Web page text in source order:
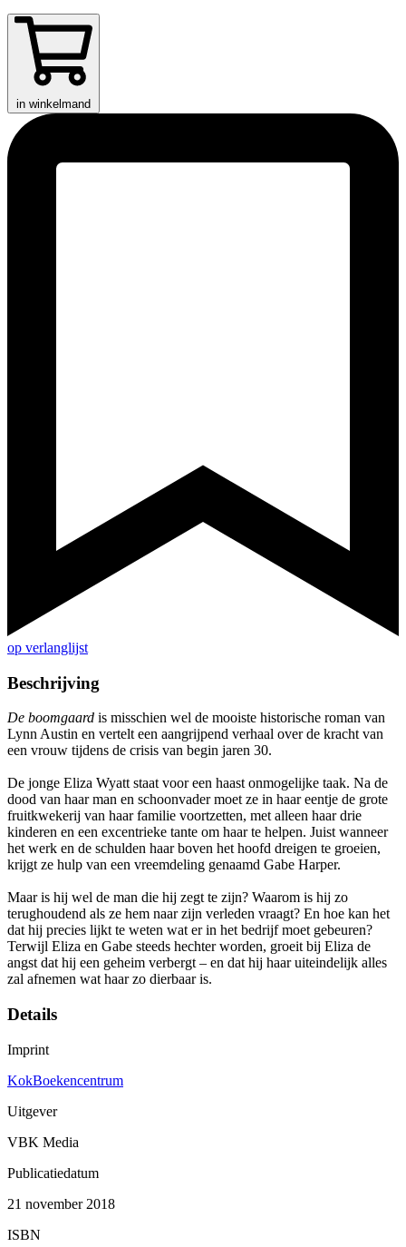
in winkelmand
op verlanglijst
Beschrijving
De boomgaard is misschien wel de mooiste historische roman van
Lynn Austin en vertelt een aangrijpend verhaal over de kracht van
een vrouw tijdens de crisis van begin jaren 30.
De jonge Eliza Wyatt staat voor een haast onmogelijke taak. Na de
dood van haar man en schoonvader moet ze in haar eentje de grote
fruitkwekerij van haar familie voortzetten, met alleen haar drie
kinderen en een excentrieke tante om haar te helpen. Juist wanneer
het werk en de schulden haar boven het hoofd dreigen te groeien,
krijgt ze hulp van een vreemdeling genaamd Gabe Harper.
Maar is hij wel de man die hij zegt te zijn? Waarom is hij zo
terughoudend als ze hem naar zijn verleden vraagt? En hoe kan het
dat hij precies lijkt te weten wat er in het bedrijf moet gebeuren?
Terwijl Eliza en Gabe steeds hechter worden, groeit bij Eliza de
angst dat hij een geheim verbergt – en dat hij haar uiteindelijk alles
zal afnemen wat haar zo dierbaar is.
Details
Imprint
KokBoekencentrum
Uitgever
VBK Media
Publicatiedatum
21 november 2018
ISBN